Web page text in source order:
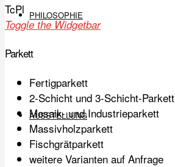
PHILOSOPHIE
AUSSTELLUNG
TcPl
Toggle the Widgetbar
Parkett
Fertigparkett
2-Schicht und 3-Schicht-Parkett
Mosaik- und Industrieparkett
Massivholzparkett
Fischgrätparkett
weitere Varianten auf Anfrage